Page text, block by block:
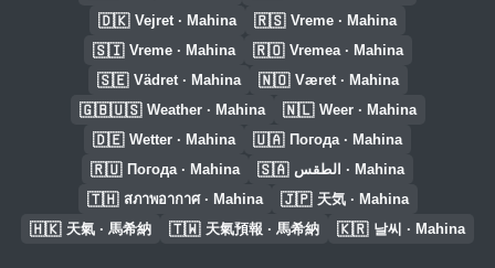
🇩🇰 Vejret · Mahina 🇷🇸 Vreme · Mahina
🇸🇮 Vreme · Mahina 🇷🇴 Vremea · Mahina
🇸🇪 Vädret · Mahina 🇳🇴 Været · Mahina
🇬🇧🇺🇸 Weather · Mahina 🇳🇱 Weer · Mahina
🇩🇪 Wetter · Mahina 🇺🇦 Погода · Mahina
🇷🇺 Погода · Mahina 🇸🇦 الطقس · Mahina
🇹🇭 สภาพอากาศ · Mahina 🇯🇵 天気 · Mahina
🇭🇰 天氣 · 馬希納 🇹🇼 天氣預報 · 馬希納 🇰🇷 날씨 · Mahina